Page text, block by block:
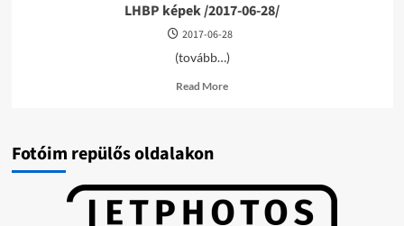
LHBP képek /2017-06-28/
2017-06-28
(tovább…)
Read MoreRead
28/
Fotóim repülős oldalakon